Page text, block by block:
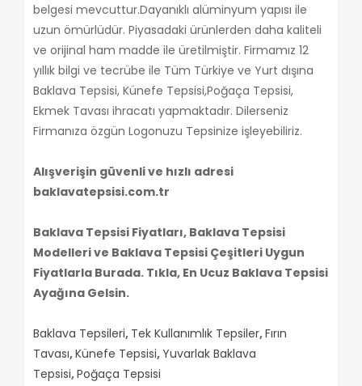
belgesi mevcuttur.Dayanıklı alüminyum yapısı ile
uzun ömürlüdür. Piyasadaki ürünlerden daha kaliteli
ve orijinal ham madde ile üretilmiştir. Firmamız 12
yıllık bilgi ve tecrübe ile Tüm Türkiye ve Yurt dışına
Baklava Tepsisi, Künefe Tepsisi,Poğaça Tepsisi,
Ekmek Tavası ihracatı yapmaktadır. Dilerseniz
Firmanıza özgün Logonuzu Tepsinize işleyebiliriz.
Alışverişin güvenli ve hızlı adresi
baklavatepsisi.com.tr
Baklava Tepsisi Fiyatları, Baklava Tepsisi
Modelleri ve Baklava Tepsisi Çeşitleri Uygun
Fiyatlarla Burada. Tıkla, En Ucuz Baklava Tepsisi
Ayağına Gelsin.
Baklava Tepsileri, Tek Kullanımlık Tepsiler,Fırın
Tavası,Künefe Tepsisi,Yuvarlak Baklava
Tepsisi,Poğaça Tepsisi